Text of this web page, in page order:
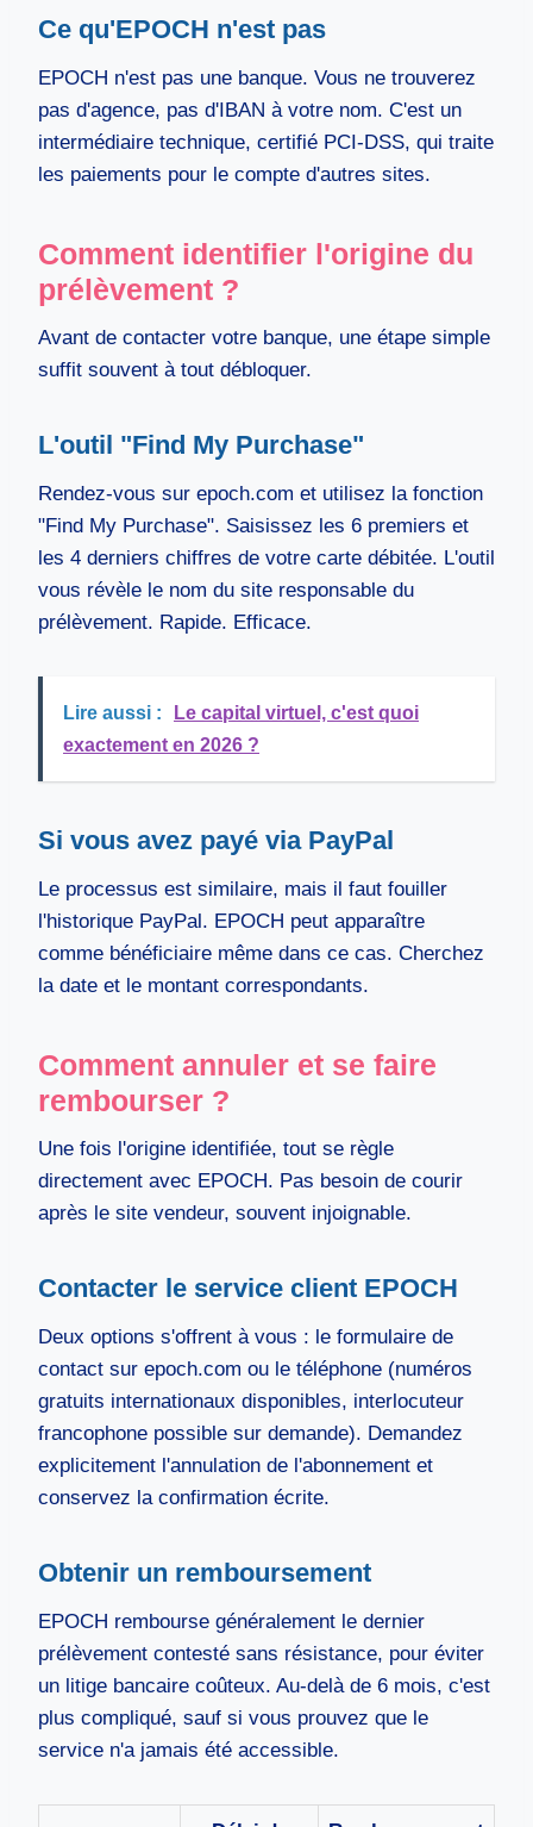
Ce qu'EPOCH n'est pas
EPOCH n'est pas une banque. Vous ne trouverez
pas d'agence, pas d'IBAN à votre nom. C'est un
intermédiaire technique, certifié PCI-DSS, qui traite
les paiements pour le compte d'autres sites.
Comment identifier l'origine du
prélèvement ?
Avant de contacter votre banque, une étape simple
suffit souvent à tout débloquer.
L'outil "Find My Purchase"
Rendez-vous sur epoch.com et utilisez la fonction
"Find My Purchase". Saisissez les 6 premiers et
les 4 derniers chiffres de votre carte débitée. L'outil
vous révèle le nom du site responsable du
prélèvement. Rapide. Efficace.
Lire aussi :
Le capital virtuel, c'est quoi
exactement en 2026 ?
Si vous avez payé via PayPal
Le processus est similaire, mais il faut fouiller
l'historique PayPal. EPOCH peut apparaître
comme bénéficiaire même dans ce cas. Cherchez
la date et le montant correspondants.
Comment annuler et se faire
rembourser ?
Une fois l'origine identifiée, tout se règle
directement avec EPOCH. Pas besoin de courir
après le site vendeur, souvent injoignable.
Contacter le service client EPOCH
Deux options s'offrent à vous : le formulaire de
contact sur epoch.com ou le téléphone (numéros
gratuits internationaux disponibles, interlocuteur
francophone possible sur demande). Demandez
explicitement l'annulation de l'abonnement et
conservez la confirmation écrite.
Obtenir un remboursement
EPOCH rembourse généralement le dernier
prélèvement contesté sans résistance, pour éviter
un litige bancaire coûteux. Au-delà de 6 mois, c'est
plus compliqué, sauf si vous prouvez que le
service n'a jamais été accessible.